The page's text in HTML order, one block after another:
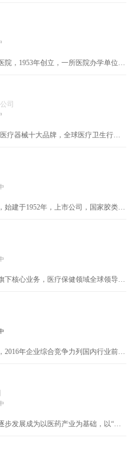
医院之一。
，1953年创立，一所医院办学单位，
合性医院。
司
疗器械十大品牌，全球医疗卫生行业
物制药等领域拥有领先技术的公司。
建于1952年，上市公司，国家胶类中
下核心业务，医疗保健领域全球领导
年企业综合竞争力列国内行业前50
名;公司良好的商品质量享誉市场。
发展成为以医药产业为基础，以“医